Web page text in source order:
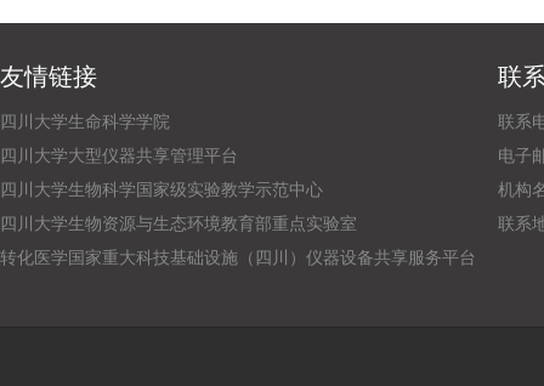
友情链接
四川大学生命科学学院
四川大学大型仪器共享管理平台
四川大学生物科学国家级实验教学示范中心
四川大学生物资源与生态环境教育部重点实验室
转化医学国家重大科技基础设施（四川）仪器设备共享服务平台
联
联系
电子
机构
联系